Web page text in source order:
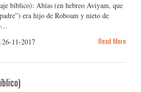
bíblico): Abías (en hebreo Aviyam, que
era hijo de Roboam y nieto de
26-11-2017 Read More